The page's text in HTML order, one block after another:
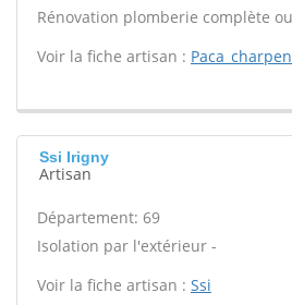
Rénovation plomberie complète
Voir la fiche artisan :
Ssi Irigny
Artisan
Département: 69
Isolation par l'extérieur -
Voir la fiche artisan : Ssi